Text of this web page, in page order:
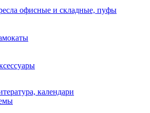
офисные и складные, пуфы
календари